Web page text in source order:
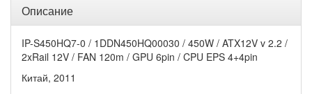
Описание
IP-S450HQ7-0 / 1DDN450HQ00030 / 450W / ATX12V v 2.2 /
2xRail 12V / FAN 120m / GPU 6pin / CPU EPS 4+4pin
Китай, 2011